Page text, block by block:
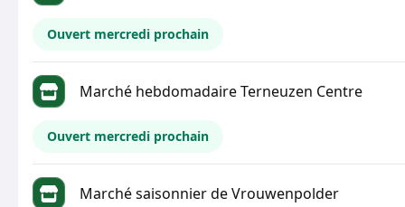
Ouvert mercredi prochain
Marché hebdomadaire Terneuzen Centre
Ouvert mercredi prochain
Marché saisonnier de Vrouwenpolder